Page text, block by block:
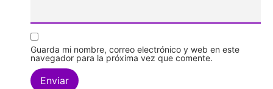
Guarda mi nombre, correo electrónico y web en este
navegador para la próxima vez que comente.